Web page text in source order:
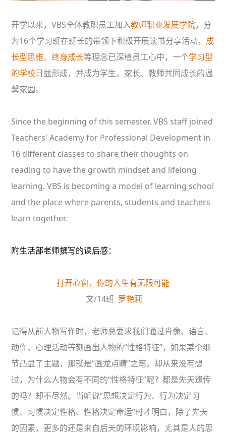
开学以来，VBS全体教职员工加入教师职业发展学院，分
为16个学习班在班长的带领下积极开展读书分享活动，成
长型思维、终身成长等理念已深植员工心中，一个学习型
的学校日益形成，并成为学生、家长、教师共同成长的温
馨家园。
Since the beginning of this semester, VBS staff joined
Teachers' Academy for Professional Development in
16 different classes to share their thoughts on
reading to have the growth mindset and lifelong
learning. VBS is becoming a model of learning school
and the place where parents, students and teachers
learn together.
附生活部老师撰写的读后感：
打开心窗，你的人生有无限可能
文/14班 罗艳莉
记得从前人物写作时，老师总要求我们通过肖像、语言、
动作、心理活动等刻画出人物的“性格特征”，如果某个细
节凸显了主题，那就是“画龙点睛”之笔。却从来没有想
过，为什么人物会有不同的“性格特征”呢？都是先天遗传
的吗？却不尽然。当听说“思想决定行为、行为决定习
惯、习惯决定性格、性格决定命运”时才明白，除了先天
的因素，更多的还是来自后天的环境影响，尤其是人的思